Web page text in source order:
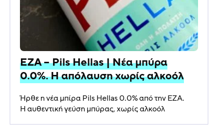
ΕΖΑ – Pils Hellas | Νέα μπύρα
0.0%. Η απόλαυση χωρίς αλκοόλ
Ήρθε η νέα μπίρα Pils Hellas 0.0% από την ΕΖΑ.
Η αυθεντική γεύση μπύρας, χωρίς αλκοόλ